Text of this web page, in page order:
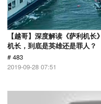
【越哥】深度解读《萨利机
机长，到底是英雄还是罪人？
# 483
2019-09-28 07:51